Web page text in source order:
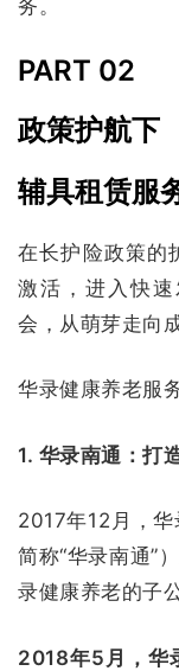
务。
PART 02
政策护航下
辅具租赁服
在长护险政策的
激活，进入快
会，从萌芽走向
华录健康养老服
1. 华录南通：打
2017年12月，
简称“华录南通”
录健康养老的子公
2018年5月，华